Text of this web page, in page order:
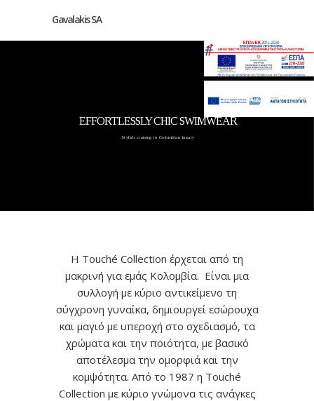
Gavalakis SA
EFFORTLESSLY CHIC SWIMWEAR
Stylish cruising in Colombian luxury
Η Touché Collection έρχεται από τη
μακρινή για εμάς Κολομβία. Είναι μια
συλλογή με κύριο αντικείμενο τη
σύγχρονη γυναίκα, δημιουργεί εσώρουχα
και μαγιό με υπεροχή στο σχεδιασμό, τα
χρώματα και την ποιότητα, με βασικό
αποτέλεσμα την ομορφιά και την
κομψότητα. Από το 1987 η Touché
Collection με κύριο γνώμονα τις ανάγκες